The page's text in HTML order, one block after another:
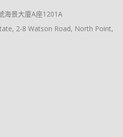
海景大廈A座1201A
2-8 Watson Road, North Point,